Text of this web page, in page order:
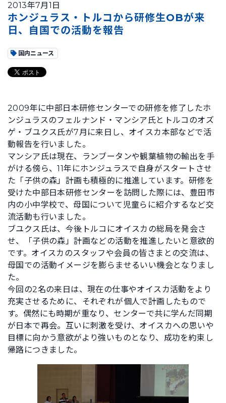
2013年7月1日
ホンジュラス・トルコから研修生OBが来
日、自国での活動を報告
国内ニュース
2009年に中部日本研修センターでの研修を修了したホ
ンジュラスのフェルナンド・マンシア氏とトルコのオズ
ゲ・ブユクス氏が7月に来日し、オイスカ本部などで活
動報告を行いました。
マンシア氏は現在、ランブータンや観葉植物の輸出を手
がける傍ら、11年にホンジュラスで自身がスタートさせ
た「子供の森」計画も積極的に推進しています。研修を
受けた中部日本研修センターを訪問した際には、豊田市
内の小中学校で、母国について児童らに紹介するなど交
流活動も行いました。
ブユクス氏は、今後トルコにオイスカの総局を発会さ
せ、「子供の森」計画などの活動を推進したいと意欲的
です。オイスカのスタッフや会員の皆さまとの交流は、
母国での活動イメージを膨らませるいい機会となりまし
た。
今回の2名の来日は、現在の仕事やオイスカ活動をより
充実させるために、それぞれが個人で計画したもので
す。偶然にも時期が重なり、センターで共に学んだ同期
が日本で再会。互いに刺激を受け、オイスカへの思いや
目標に向かう意欲がより強いものとなり、成功を約束し
帰路につきました。